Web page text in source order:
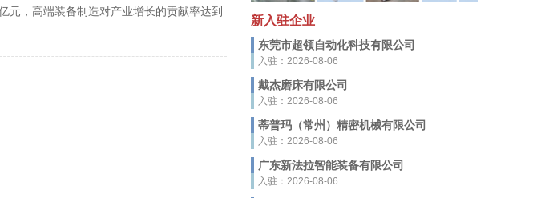
元，高端装备制造对产业增长的贡献率达到
新入驻企业
东莞市超领自动化科技有限公司
入驻：2026-08-06
戴杰磨床有限公司
入驻：2026-08-06
蒂普玛（常州）精密机械有限公司
入驻：2026-08-06
广东新法拉智能装备有限公司
入驻：2026-08-06